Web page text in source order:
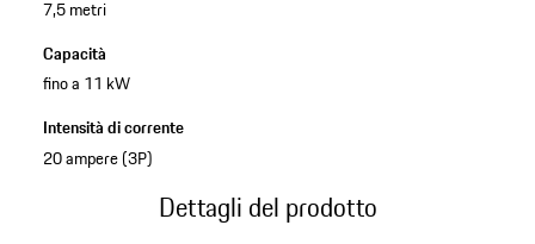
7,5 metri
Capacità
fino a 11 kW
Intensità di corrente
20 ampere (3P)
Dettagli del prodotto